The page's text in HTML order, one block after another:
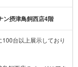
ン摂津鳥飼西店4階
台以上展示しており